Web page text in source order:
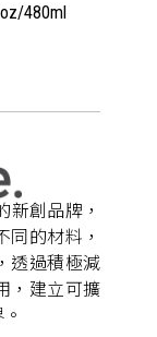
480ml
新創品牌，
的材料，
透過積極減
，建立可擴